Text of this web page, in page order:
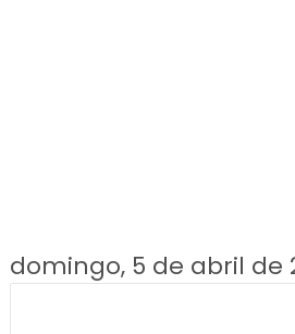
domingo, 5 de abril de